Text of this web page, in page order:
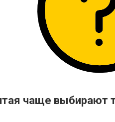
чаще выбирают